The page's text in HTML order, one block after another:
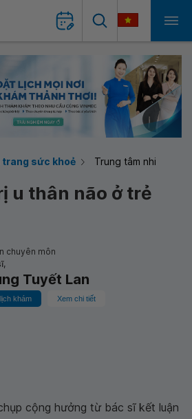
trang sức khoẻ Trung tâm nhi
u thân não ở trẻ
chuyên môn
Tuyết Lan
khám Xem chi tiết
cộng hưởng từ bác sĩ kết luận